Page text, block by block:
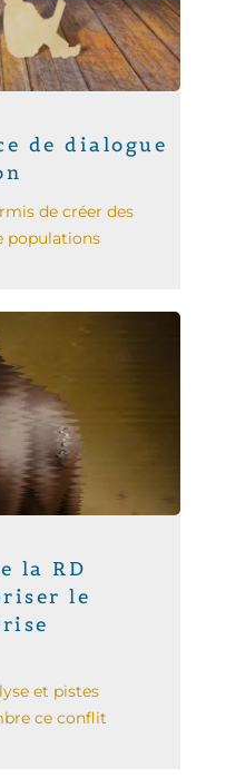
de dialogue
de créer des
populations
la RD
le
et pistes
ce conflit